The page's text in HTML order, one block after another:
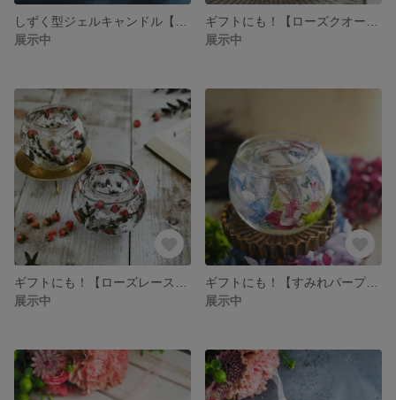
展示中
展示中
展示中
ギフトにも！【すみれパープルキャンドルホルダー】ミツロウティーライトキャンドル、ＬＥＤライト付き ギフトにも！
展示中